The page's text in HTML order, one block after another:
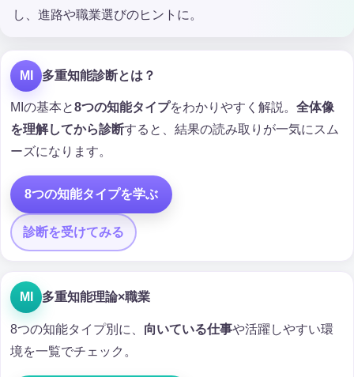
し、進路や職業選びのヒントに。
MI 多重知能診断とは？
MIの基本と8つの知能タイプをわかりやすく解説。 全体像
を理解してから診断すると、結果の読み取りが一気にスム
ーズになります。
8つの知能タイプを学ぶ
診断を受けてみる
MI 多重知能理論×職業
8つの知能タイプ別に、 向いている仕事や活躍しやすい環
境を一覧でチェック。